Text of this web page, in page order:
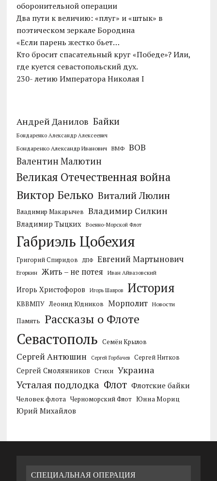
оборонительной операции
Два пути к величию: «плуг» и «штык» в
поэтическом зеркале Бородина
«Если парень жестко бьет…
Кто бросит спасательный круг «Победе»? Или,
где куется севастопольский дух.
230- летию Императора Николая I
Андрей Данилов Байки
Бондаренко Александр Алексеевич
Бондаренко Александр Иванович ВМФ ВОВ
Валентин Малютин
Великая Отечественная война
Виктор Белько Виталий Люлин
Владимир Макарычев Владимир Силкин
Владимир Тыцких Военно-Морской Флот
Габриэль Цобехия
Григорий Спиридов ДПФ Евгений Мартынович
Егоркин Жить – не потея Иван Айвазовский
Игорь Христофоров Игорь Шавров История
КВВМПУ Леонид Юдников Морполит Новости
Память Рассказы о Флоте
Севастополь Семён Крылов
Сергей Антюшин Сергей Горбачев Сергей Нитков
Сергей Смолянников Стихи Украина
Усталая подлодка Флот Флотские байки
Человек флота Черноморский Флот Юнна Мориц
Юрий Михайлов
СПЕЦИАЛЬНАЯ ОПЕРАЦИЯ